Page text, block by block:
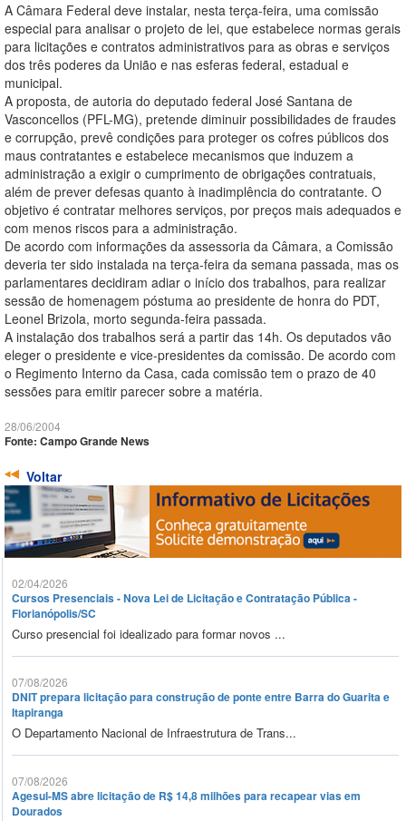
A Câmara Federal deve instalar, nesta terça-feira, uma comissão
especial para analisar o projeto de lei, que estabelece normas gerais
para licitações e contratos administrativos para as obras e serviços
dos três poderes da União e nas esferas federal, estadual e
municipal.
A proposta, de autoria do deputado federal José Santana de
Vasconcellos (PFL-MG), pretende diminuir possibilidades de fraudes
e corrupção, prevê condições para proteger os cofres públicos dos
maus contratantes e estabelece mecanismos que induzem a
administração a exigir o cumprimento de obrigações contratuais,
além de prever defesas quanto à inadimplência do contratante. O
objetivo é contratar melhores serviços, por preços mais adequados e
com menos riscos para a administração.
De acordo com informações da assessoria da Câmara, a Comissão
deveria ter sido instalada na terça-feira da semana passada, mas os
parlamentares decidiram adiar o início dos trabalhos, para realizar
sessão de homenagem póstuma ao presidente de honra do PDT,
Leonel Brizola, morto segunda-feira passada.
A instalação dos trabalhos será a partir das 14h. Os deputados vão
eleger o presidente e vice-presidentes da comissão. De acordo com
o Regimento Interno da Casa, cada comissão tem o prazo de 40
sessões para emitir parecer sobre a matéria.
28/06/2004
Fonte: Campo Grande News
Voltar
02/04/2026
Cursos Presenciais - Nova Lei de Licitação e Contratação Pública -
Florianópolis/SC
Curso presencial foi idealizado para formar novos ...
07/08/2026
DNIT prepara licitação para construção de ponte entre Barra do Guarita e
Itapiranga
O Departamento Nacional de Infraestrutura de Trans...
07/08/2026
Agesul-MS abre licitação de R$ 14,8 milhões para recapear vias em
Dourados